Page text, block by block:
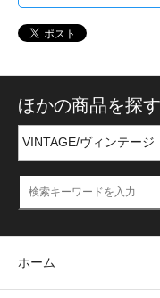
ほかの商品を探す
ホーム